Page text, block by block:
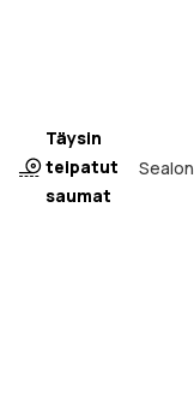
Täysin
teipatut
saumat
Sealon